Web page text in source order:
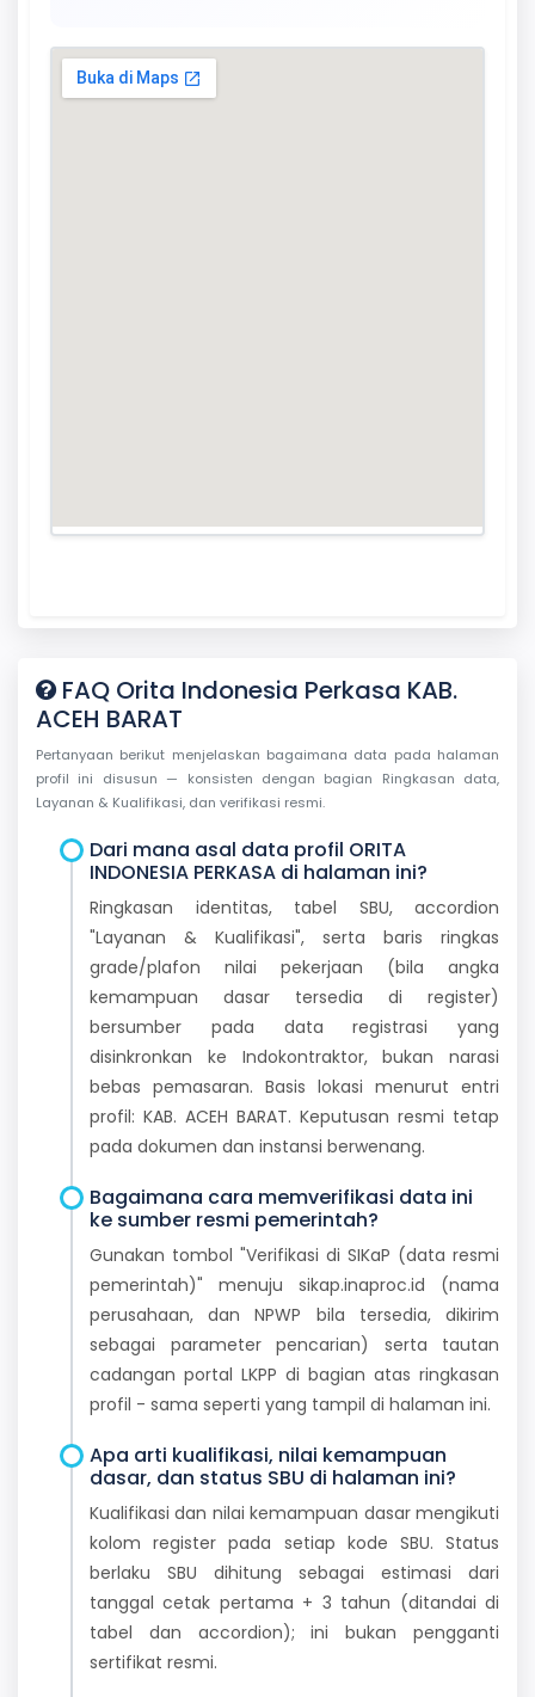
FAQ Orita Indonesia Perkasa KAB.
ACEH BARAT
Pertanyaan berikut menjelaskan bagaimana data pada halaman
profil ini disusun — konsisten dengan bagian Ringkasan data,
Layanan & Kualifikasi, dan verifikasi resmi.
Dari mana asal data profil ORITA
INDONESIA PERKASA di halaman ini?
Ringkasan identitas, tabel SBU, accordion
"Layanan & Kualifikasi", serta baris ringkas
grade/plafon nilai pekerjaan (bila angka
kemampuan dasar tersedia di register)
bersumber pada data registrasi yang
disinkronkan ke Indokontraktor, bukan narasi
bebas pemasaran. Basis lokasi menurut entri
profil: KAB. ACEH BARAT. Keputusan resmi tetap
pada dokumen dan instansi berwenang.
Bagaimana cara memverifikasi data ini
ke sumber resmi pemerintah?
Gunakan tombol "Verifikasi di SIKaP (data resmi
pemerintah)" menuju sikap.inaproc.id (nama
perusahaan, dan NPWP bila tersedia, dikirim
sebagai parameter pencarian) serta tautan
cadangan portal LKPP di bagian atas ringkasan
profil - sama seperti yang tampil di halaman ini.
Apa arti kualifikasi, nilai kemampuan
dasar, dan status SBU di halaman ini?
Kualifikasi dan nilai kemampuan dasar mengikuti
kolom register pada setiap kode SBU. Status
berlaku SBU dihitung sebagai estimasi dari
tanggal cetak pertama + 3 tahun (ditandai di
tabel dan accordion); ini bukan pengganti
sertifikat resmi.